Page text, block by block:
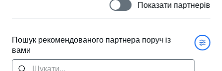
Показати партнерів
Пошук рекомендованого партнера поруч із
вами